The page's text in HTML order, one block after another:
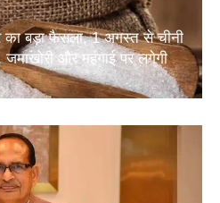
बड़ा फैसला, 1 अगस्त से चीनी
जमाखोरी और महंगाई पर लगेगी